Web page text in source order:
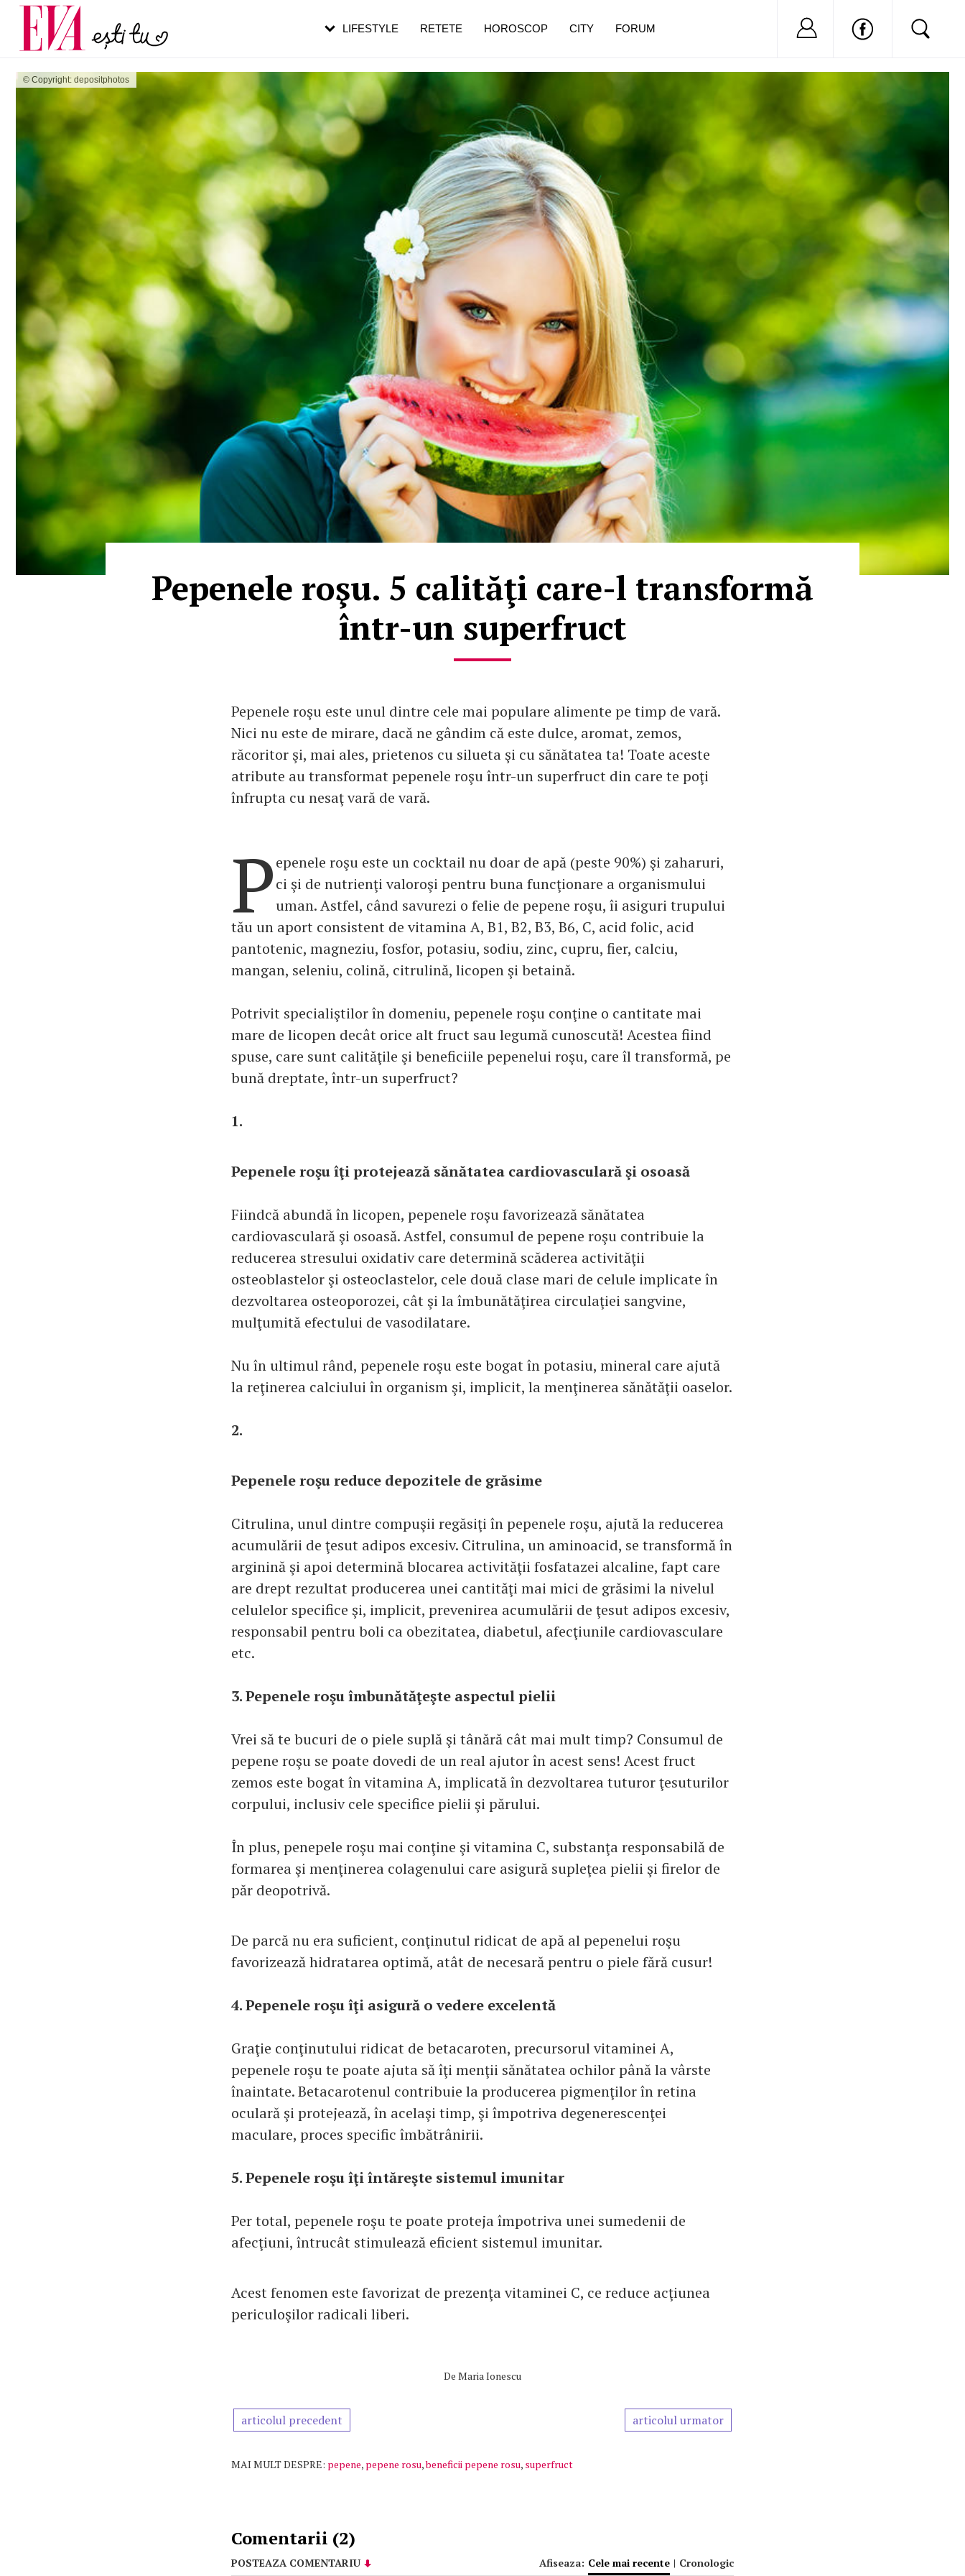
© Copyright: depositphotos
Pepenele roşu. 5 calităţi care-l transformă
într-un superfruct
Pepenele roşu este unul dintre cele mai populare alimente pe timp de vară.
Nici nu este de mirare, dacă ne gândim că este dulce, aromat, zemos,
răcoritor şi, mai ales, prietenos cu silueta şi cu sănătatea ta! Toate aceste
atribute au transformat pepenele roşu într-un superfruct din care te poţi
înfrupta cu nesaţ vară de vară.
Pepenele roşu este un cocktail nu doar de apă (peste 90%) şi zaharuri,
ci şi de nutrienţi valoroşi pentru buna funcţionare a organismului
uman. Astfel, când savurezi o felie de pepene roşu, îi asiguri trupului
tău un aport consistent de vitamina A, B1, B2, B3, B6, C, acid folic, acid
pantotenic, magneziu, fosfor, potasiu, sodiu, zinc, cupru, fier, calciu,
mangan, seleniu, colină, citrulină, licopen şi betaină.
Potrivit specialiştilor în domeniu, pepenele roşu conţine o cantitate mai
mare de licopen decât orice alt fruct sau legumă cunoscută! Acestea fiind
spuse, care sunt calităţile şi beneficiile pepenelui roşu, care îl transformă, pe
bună dreptate, într-un superfruct?
1.
Pepenele roşu îţi protejează sănătatea cardiovasculară şi osoasă
Fiindcă abundă în licopen, pepenele roşu favorizează sănătatea
cardiovasculară şi osoasă. Astfel, consumul de pepene roşu contribuie la
reducerea stresului oxidativ care determină scăderea activităţii
osteoblastelor şi osteoclastelor, cele două clase mari de celule implicate în
dezvoltarea osteoporozei, cât şi la îmbunătăţirea circulaţiei sangvine,
mulţumită efectului de vasodilatare.
Nu în ultimul rând, pepenele roşu este bogat în potasiu, mineral care ajută
la reţinerea calciului în organism şi, implicit, la menţinerea sănătăţii oaselor.
2.
Pepenele roşu reduce depozitele de grăsime
Citrulina, unul dintre compuşii regăsiţi în pepenele roşu, ajută la reducerea
acumulării de ţesut adipos excesiv. Citrulina, un aminoacid, se transformă în
arginină şi apoi determină blocarea activităţii fosfatazei alcaline, fapt care
are drept rezultat producerea unei cantităţi mai mici de grăsimi la nivelul
celulelor specifice şi, implicit, prevenirea acumulării de ţesut adipos excesiv,
responsabil pentru boli ca obezitatea, diabetul, afecţiunile cardiovasculare
etc.
3. Pepenele roşu îmbunătăţeşte aspectul pielii
Vrei să te bucuri de o piele suplă şi tânără cât mai mult timp? Consumul de
pepene roşu se poate dovedi de un real ajutor în acest sens! Acest fruct
zemos este bogat în vitamina A, implicată în dezvoltarea tuturor ţesuturilor
corpului, inclusiv cele specifice pielii şi părului.
În plus, penepele roşu mai conţine şi vitamina C, substanţa responsabilă de
formarea şi menţinerea colagenului care asigură supleţea pielii şi firelor de
păr deopotrivă.
De parcă nu era suficient, conţinutul ridicat de apă al pepenelui roşu
favorizează hidratarea optimă, atât de necesară pentru o piele fără cusur!
4. Pepenele roşu îţi asigură o vedere excelentă
Graţie conţinutului ridicat de betacaroten, precursorul vitaminei A,
pepenele roşu te poate ajuta să îţi menţii sănătatea ochilor până la vârste
înaintate. Betacarotenul contribuie la producerea pigmenţilor în retina
oculară şi protejează, în acelaşi timp, şi împotriva degenerescenţei
maculare, proces specific îmbătrânirii.
5. Pepenele roşu îţi întăreşte sistemul imunitar
Per total, pepenele roşu te poate proteja împotriva unei sumedenii de
afecţiuni, întrucât stimulează eficient sistemul imunitar.
Acest fenomen este favorizat de prezenţa vitaminei C, ce reduce acţiunea
periculoşilor radicali liberi.
De Maria Ionescu
articolul precedent articolul urmator
MAI MULT DESPRE: pepene, pepene rosu,beneficii pepene rosu, superfruct
Comentarii (2)
POSTEAZA COMENTARIU Afiseaza: Cele mai recente | Cronologic
LIFESTYLE RETETE HOROSCOP CITY FORUM Nu ai cont?
Carieră
Actualitate
pe măsură ce înaintezi în vârstă
de dureroasă este investigația